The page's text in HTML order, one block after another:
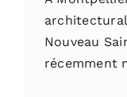
Nouveau
récemment